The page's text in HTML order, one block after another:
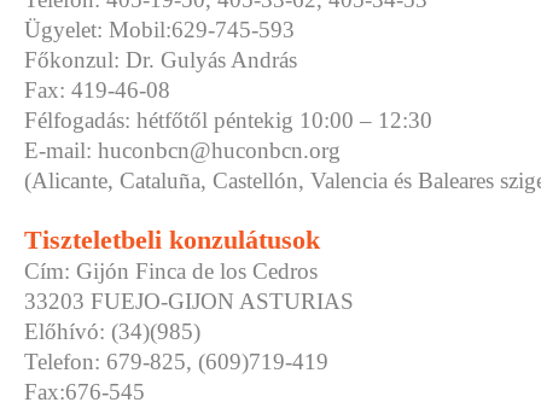
Ügyelet: Mobil:629-745-593
Főkonzul: Dr. Gulyás András
Fax: 419-46-08
Félfogadás: hétfőtől péntekig 10:00 – 12:30
E-mail: huconbcn@huconbcn.org
(Alicante, Cataluña, Castellón, Valencia és Baleares
Tiszteletbeli konzulátusok
Cím: Gijón Finca de los Cedros
33203 FUEJO-GIJON ASTURIAS
Előhívó: (34)(985)
Telefon: 679-825, (609)719-419
Fax:676-545